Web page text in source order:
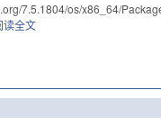
7.5.1804/os/x86_64/
读全文